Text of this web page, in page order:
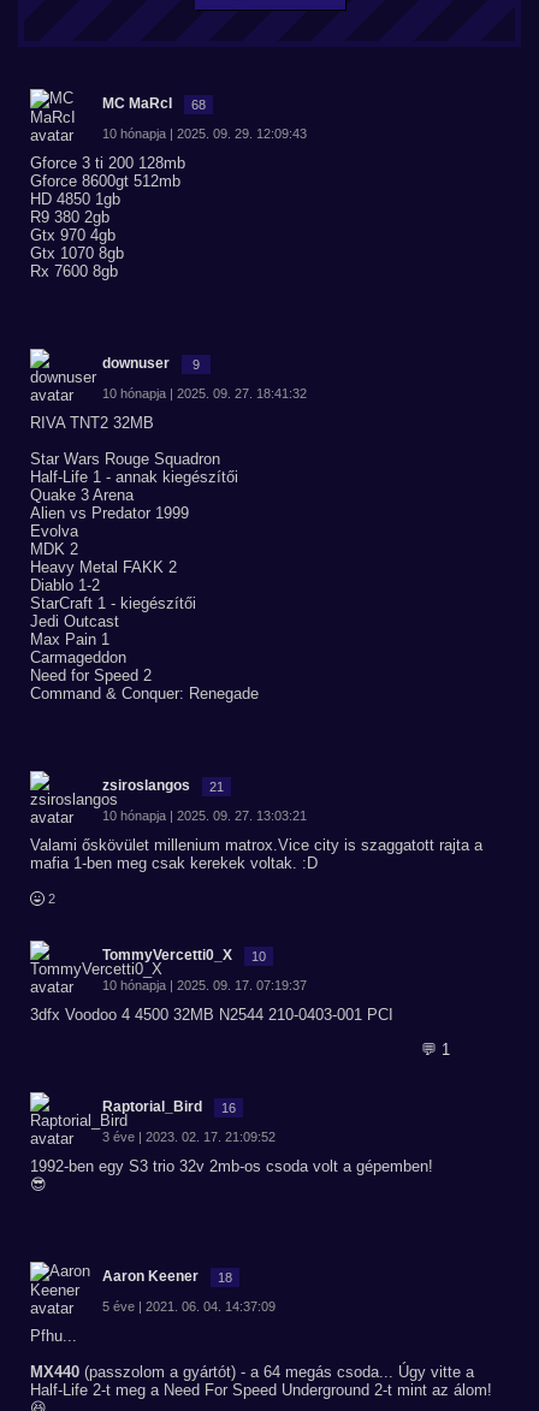
MC MaRcI 68
10 hónapja | 2025. 09. 29. 12:09:43
Gforce 3 ti 200 128mb
Gforce 8600gt 512mb
HD 4850 1gb
R9 380 2gb
Gtx 970 4gb
Gtx 1070 8gb
Rx 7600 8gb
downuser 9
10 hónapja | 2025. 09. 27. 18:41:32
RIVA TNT2 32MB
Star Wars Rouge Squadron
Half-Life 1 - annak kiegészítői
Quake 3 Arena
Alien vs Predator 1999
Evolva
MDK 2
Heavy Metal FAKK 2
Diablo 1-2
StarCraft 1 - kiegészítői
Jedi Outcast
Max Pain 1
Carmageddon
Need for Speed 2
Command & Conquer: Renegade
zsiroslangos 21
10 hónapja | 2025. 09. 27. 13:03:21
Valami őskövület millenium matrox.Vice city is szaggatott rajta a
mafia 1-ben meg csak kerekek voltak. :D
2
TommyVercetti0_X 10
10 hónapja | 2025. 09. 17. 07:19:37
3dfx Voodoo 4 4500 32MB N2544 210-0403-001 PCI
💬 1
Raptorial_Bird 16
3 éve | 2023. 02. 17. 21:09:52
1992-ben egy S3 trio 32v 2mb-os csoda volt a gépemben!
😎
Aaron Keener 18
5 éve | 2021. 06. 04. 14:37:09
Pfhu...
MX440 (passzolom a gyártót) - a 64 megás csoda... Úgy vitte a
Half-Life 2-t meg a Need For Speed Underground 2-t mint az álom!